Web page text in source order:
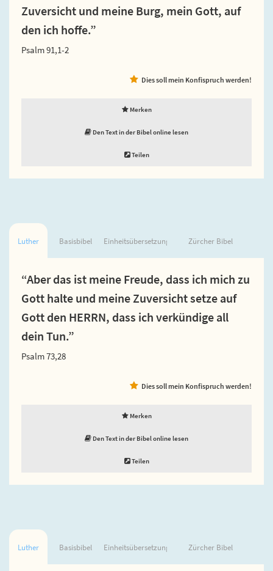
Zuversicht und meine Burg, mein Gott, auf
den ich hoffe.”
Psalm 91,1-2
Dies soll mein Konfispruch werden!
Merken
Den Text in der Bibel online lesen
Teilen
Luther Basisbibel Einheitsübersetzung Zürcher Bibel
“Aber das ist meine Freude, dass ich mich zu
Gott halte und meine Zuversicht setze auf
Gott den HERRN, dass ich verkündige all
dein Tun.”
Psalm 73,28
Dies soll mein Konfispruch werden!
Merken
Den Text in der Bibel online lesen
Teilen
Luther Basisbibel Einheitsübersetzung Zürcher Bibel